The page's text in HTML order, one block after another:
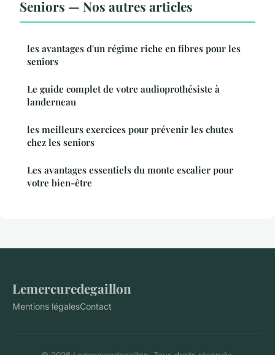
Seniors — Nos autres articles
les avantages d'un régime riche en fibres pour les
seniors
Le guide complet de votre audioprothésiste à
landerneau
les meilleurs exercices pour prévenir les chutes
chez les seniors
Les avantages essentiels du monte escalier pour
votre bien-être
Lemercuredegaillon
Mentions légalesContact